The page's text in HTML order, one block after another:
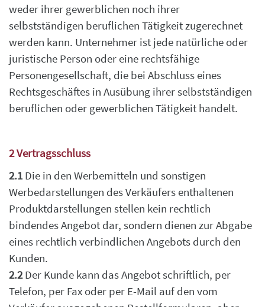
weder ihrer gewerblichen noch ihrer
selbstständigen beruflichen Tätigkeit zugerechnet
werden kann. Unternehmer ist jede natürliche oder
juristische Person oder eine rechtsfähige
Personengesellschaft, die bei Abschluss eines
Rechtsgeschäftes in Ausübung ihrer selbstständigen
beruflichen oder gewerblichen Tätigkeit handelt.
2 Vertragsschluss
2.1 Die in den Werbemitteln und sonstigen
Werbedarstellungen des Verkäufers enthaltenen
Produktdarstellungen stellen kein rechtlich
bindendes Angebot dar, sondern dienen zur Abgabe
eines rechtlich verbindlichen Angebots durch den
Kunden.
2.2 Der Kunde kann das Angebot schriftlich, per
Telefon, per Fax oder per E-Mail auf den vom